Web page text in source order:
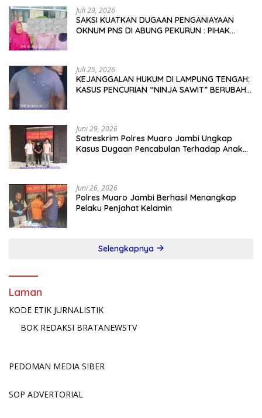
Juli 29, 2026
SAKSI KUATKAN DUGAAN PENGANIAYAAN
OKNUM PNS DI ABUNG PEKURUN : PIHAK
Juli 25, 2026
KEJANGGALAN HUKUM DI LAMPUNG TENGAH:
KASUS PENCURIAN “NINJA SAWIT” BERUBAH
Juni 29, 2026
Satreskrim Polres Muaro Jambi Ungkap
Kasus Dugaan Pencabulan Terhadap Anak
Juni 26, 2026
Polres Muaro Jambi Berhasil Menangkap
Pelaku Penjahat Kelamin
Selengkapnya
Laman
KODE ETIK JURNALISTIK
BOK REDAKSI BRATANEWSTV
PEDOMAN MEDIA SIBER
SOP ADVERTORIAL